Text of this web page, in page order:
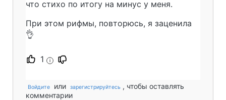
что стихо по итогу на минус у меня.
При этом рифмы, повторюсь, я заценила
👌
1 i
Войдите или зарегистрируйтесь , чтобы оставлять
комментарии